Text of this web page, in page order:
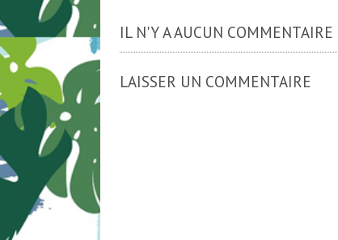
IL N'Y A AUCUN COMMENTAIRE
LAISSER UN COMMENTAIRE